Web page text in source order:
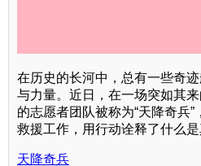
在历史的长河中，总有一些奇
与力量。近日，在一场突如其
的志愿者团队被称为“天降奇兵
救援工作，用行动诠释了什么是
天降奇兵